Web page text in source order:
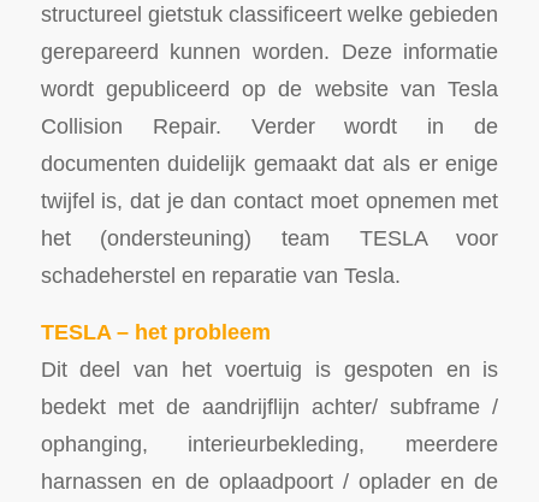
structureel gietstuk classificeert welke gebieden
gerepareerd kunnen worden. Deze informatie
wordt gepubliceerd op de website van Tesla
Collision Repair. Verder wordt in de
documenten duidelijk gemaakt dat als er enige
twijfel is, dat je dan contact moet opnemen met
het (ondersteuning) team TESLA voor
schadeherstel en reparatie van Tesla.
TESLA – het probleem
Dit deel van het voertuig is gespoten en is
bedekt met de aandrijflijn achter/ subframe /
ophanging, interieurbekleding, meerdere
harnassen en de oplaadpoort / oplader en de